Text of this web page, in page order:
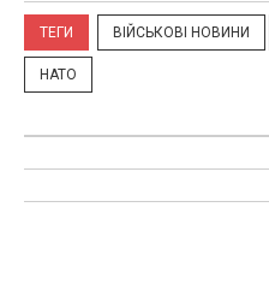
ТЕГИ ВІЙСЬКОВІ НОВИНИ
НАТО